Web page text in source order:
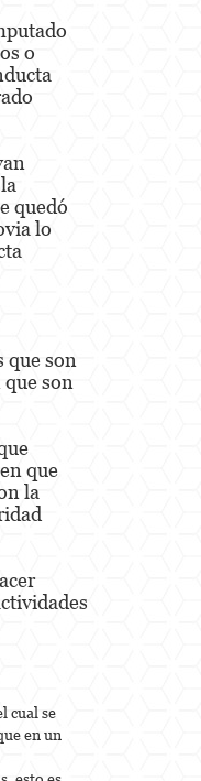
o
quedó
lo
que son
que son
que
la
cual se
en un